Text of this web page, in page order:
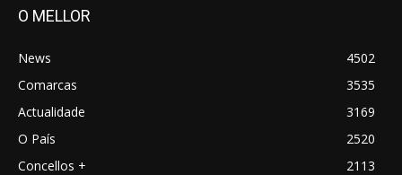
O MELLOR
News
4502
Comarcas
3535
Actualidade
3169
O País
2520
Concellos +
2113